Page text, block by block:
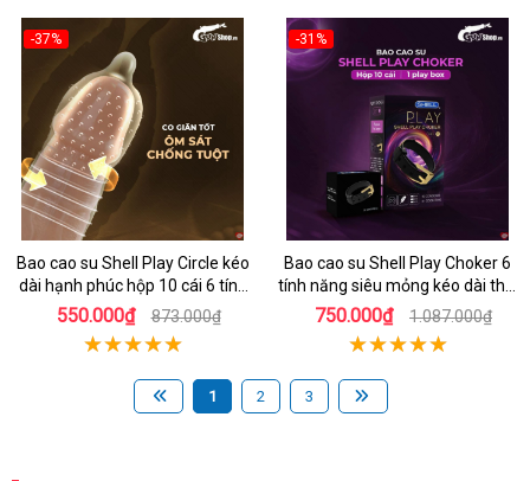
-37%
Bao cao su Shell Play Circle kéo
dài hạnh phúc hộp 10 cái 6 tính
năng
550.000₫ 873.000₫
-31%
Hot
Bao cao su Shell Play Choker 6
tính năng siêu mỏng kéo dài thời
gian hộp 10
750.000₫ 1.087.000₫
1 2 3